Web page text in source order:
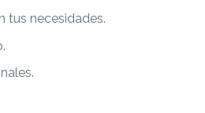
tus necesidades.